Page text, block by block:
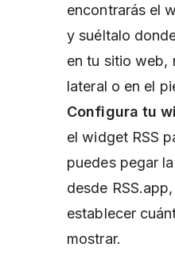
encontrarás el
y suéltalo
en tu sitio web,
lateral o en el
Configura tu
el widget RSS
puedes pegar
desde
establecer
mostrar.